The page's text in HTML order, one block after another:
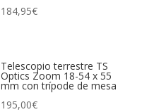
184,95€
Telescopio terrestre TS
Optics Zoom 18-54 x 55
mm con trípode de mesa
195,00€